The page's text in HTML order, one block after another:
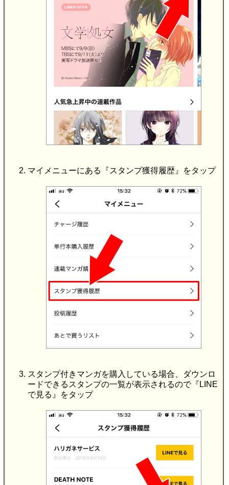
マイメニューにある『スタンプ獲得履歴』をタップ
スタンプ付きマンガを購入している場合、ダウンロ
ードできるスタンプの一覧が表示されるので『LINE
で見る』をタップ